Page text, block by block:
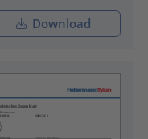
Download